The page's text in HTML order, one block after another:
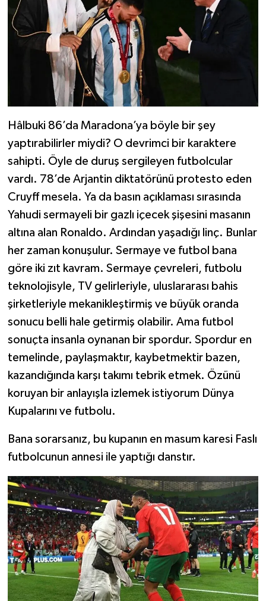
Hâlbuki 86’da Maradona’ya böyle bir şey
yaptırabilirler miydi? O devrimci bir karaktere
sahipti. Öyle de duruş sergileyen futbolcular
vardı. 78’de Arjantin diktatörünü protesto eden
Cruyff mesela. Ya da basın açıklaması sırasında
Yahudi sermayeli bir gazlı içecek şişesini masanın
altına alan Ronaldo. Ardından yaşadığı linç. Bunlar
her zaman konuşulur. Sermaye ve futbol bana
göre iki zıt kavram. Sermaye çevreleri, futbolu
teknolojisyle, TV gelirleriyle, uluslararası bahis
şirketleriyle mekanikleştirmiş ve büyük oranda
sonucu belli hale getirmiş olabilir. Ama futbol
sonuçta insanla oynanan bir spordur. Spordur en
temelinde, paylaşmaktır, kaybetmektir bazen,
kazandığında karşı takımı tebrik etmek. Özünü
koruyan bir anlayışla izlemek istiyorum Dünya
Kupalarını ve futbolu.
Bana sorarsanız, bu kupanın en masum karesi Faslı
futbolcunun annesi ile yaptığı danstır.